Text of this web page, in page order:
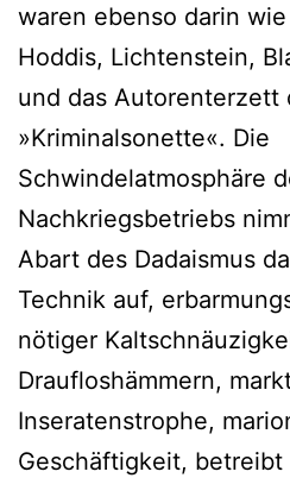
waren ebenso darin
Hoddis, Lichtenstein,
und das Autorenterzett
»Kriminalsonette«. Die
Schwindelatmosphäre
Nachkriegsbetriebs
Abart des Dadaismus
Technik auf,
nötiger
Draufloshämmern,
Inseratenstrophe,
Geschäftigkeit, betreibt